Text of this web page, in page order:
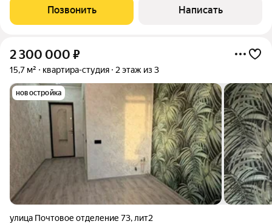
расположена на 9 этаже 24-этажного монолитно-кирпичного
дома, построенного в 2024 году. Высота
Позвонить Написать
2 300 000 ₽
15,7 м² квартира-студия 2 этаж из 3
новостройка
улица Почтовое отделение 73, лит2